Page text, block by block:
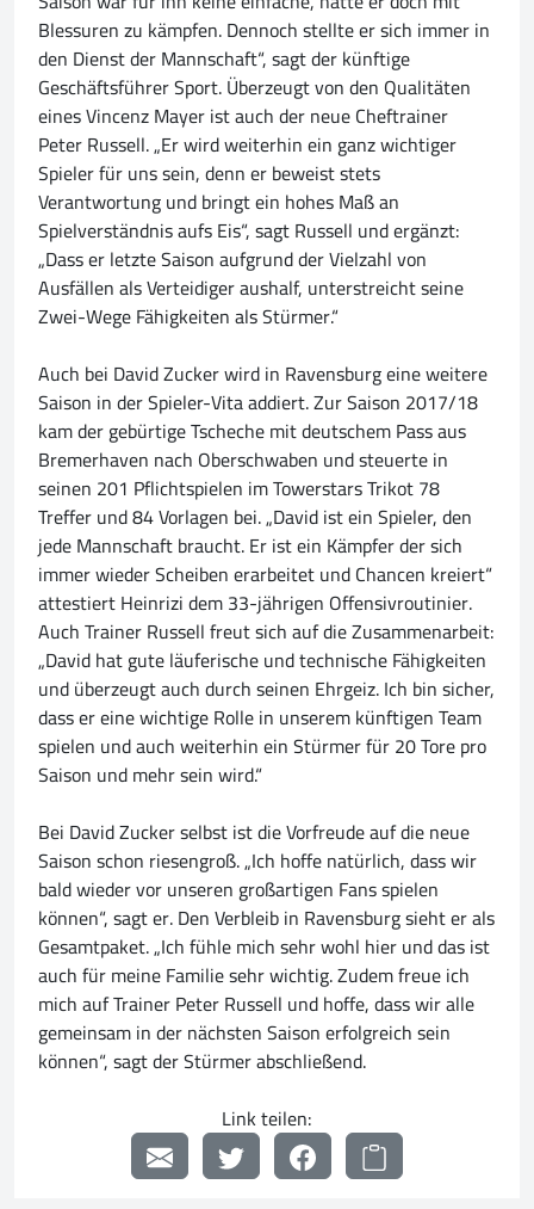
Blessuren zu kämpfen. Dennoch stellte er sich immer in
den Dienst der Mannschaft“, sagt der künftige
Geschäftsführer Sport. Überzeugt von den Qualitäten
eines Vincenz Mayer ist auch der neue Cheftrainer
Peter Russell. „Er wird weiterhin ein ganz wichtiger
Spieler für uns sein, denn er beweist stets
Verantwortung und bringt ein hohes Maß an
Spielverständnis aufs Eis“, sagt Russell und ergänzt:
„Dass er letzte Saison aufgrund der Vielzahl von
Ausfällen als Verteidiger aushalf, unterstreicht seine
Zwei-Wege Fähigkeiten als Stürmer.“
Auch bei David Zucker wird in Ravensburg eine weitere
Saison in der Spieler-Vita addiert. Zur Saison 2017/18
kam der gebürtige Tscheche mit deutschem Pass aus
Bremerhaven nach Oberschwaben und steuerte in
seinen 201 Pflichtspielen im Towerstars Trikot 78
Treffer und 84 Vorlagen bei. „David ist ein Spieler, den
jede Mannschaft braucht. Er ist ein Kämpfer der sich
immer wieder Scheiben erarbeitet und Chancen kreiert“
attestiert Heinrizi dem 33-jährigen Offensivroutinier.
Auch Trainer Russell freut sich auf die Zusammenarbeit:
„David hat gute läuferische und technische Fähigkeiten
und überzeugt auch durch seinen Ehrgeiz. Ich bin sicher,
dass er eine wichtige Rolle in unserem künftigen Team
spielen und auch weiterhin ein Stürmer für 20 Tore pro
Saison und mehr sein wird.“
Bei David Zucker selbst ist die Vorfreude auf die neue
Saison schon riesengroß. „Ich hoffe natürlich, dass wir
bald wieder vor unseren großartigen Fans spielen
können“, sagt er. Den Verbleib in Ravensburg sieht er als
Gesamtpaket. „Ich fühle mich sehr wohl hier und das ist
auch für meine Familie sehr wichtig. Zudem freue ich
mich auf Trainer Peter Russell und hoffe, dass wir alle
gemeinsam in der nächsten Saison erfolgreich sein
können“, sagt der Stürmer abschließend.
Link teilen: